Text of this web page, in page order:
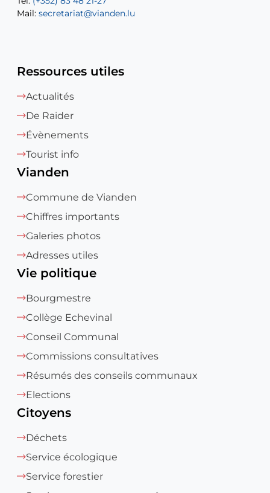
Mail: secretariat@vianden.lu
Mail: diane.storn@vianden.lu
Ressources utiles
Actualités
De Raider
Évènements
Tourist info
Vianden
Commune de Vianden
Chiffres importants
Galeries photos
Adresses utiles
Vie politique
Bourgmestre
Collège Echevinal
Conseil Communal
Commissions consultatives
Résumés des conseils communaux
Elections
Citoyens
Déchets
Service écologique
Service forestier